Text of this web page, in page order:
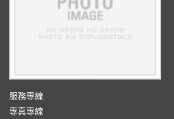
服務專線
專真專線